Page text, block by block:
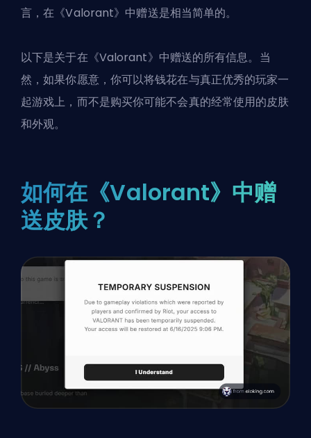
言，在《Valorant》中赠送是相当简单的。
以下是关于在《Valorant》中赠送的所有信息。当
然，如果你愿意，你可以将钱花在与真正优秀的玩家一
起游戏上，而不是购买你可能不会真的经常使用的皮肤
和外观。
如何在《Valorant》中赠
送皮肤？